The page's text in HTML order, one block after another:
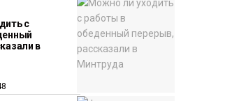
ФК «Норильск»
Антошкин помог
России взять
золото в футзальном
с
в